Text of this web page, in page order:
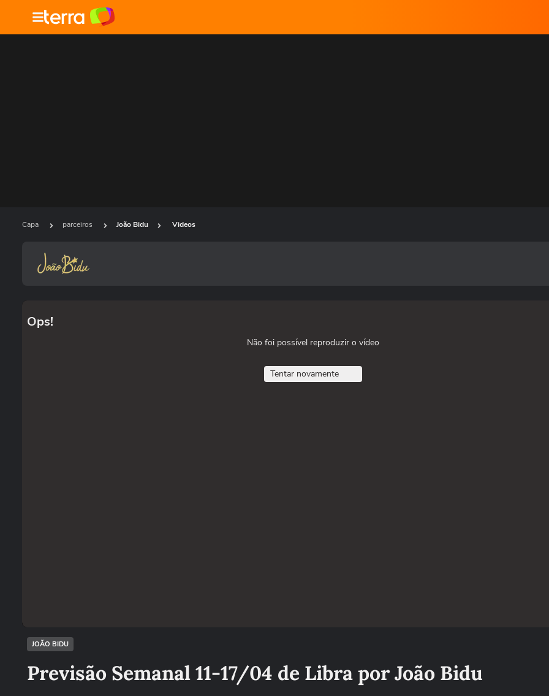
Capa parceiros João Bidu Videos
Ops!
Não foi possível reproduzir o vídeo
Tentar novamente
JOÃO BIDU
Previsão Semanal 11-17/04 de Libra por João Bidu